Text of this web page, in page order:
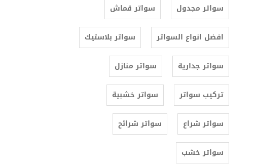
سواتر مجدول سواتر قماش
افضل انواع السواتر سواتر بلاستيك
سواتر جدارية سواتر منازل
تركيب سواتر سواتر خشبية
سواتر شراع سواتر شرائح
سواتر خشب